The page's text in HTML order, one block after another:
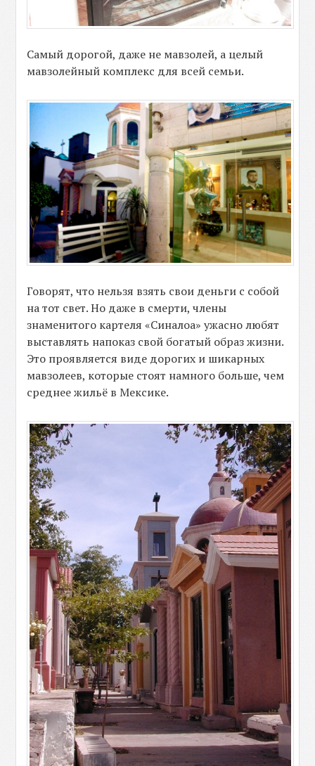
Самый дорогой, даже не мавзолей, а целый
мавзолейный комплекс для всей семьи.
Говорят, что нельзя взять свои деньги с собой
на тот свет. Но даже в смерти, члены
знаменитого картеля «Синалоа» ужасно любят
выставлять напоказ свой богатый образ жизни.
Это проявляется виде дорогих и шикарных
мавзолеев, которые стоят намного больше, чем
среднее жильё в Мексике.